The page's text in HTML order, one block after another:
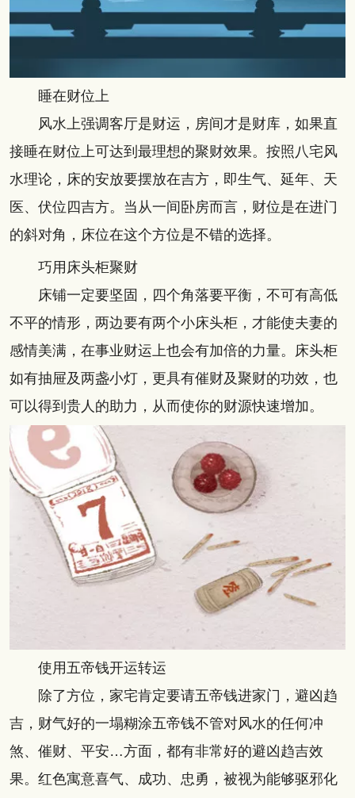
睡在财位上
风水上强调客厅是财运，房间才是财库，如果直
接睡在财位上可达到最理想的聚财效果。按照八宅风
水理论，床的安放要摆放在吉方，即生气、延年、天
医、伏位四吉方。当从一间卧房而言，财位是在进门
的斜对角，床位在这个方位是不错的选择。
巧用床头柜聚财
床铺一定要坚固，四个角落要平衡，不可有高低
不平的情形，两边要有两个小床头柜，才能使夫妻的
感情美满，在事业财运上也会有加倍的力量。床头柜
如有抽屉及两盏小灯，更具有催财及聚财的功效，也
可以得到贵人的助力，从而使你的财源快速增加。
使用五帝钱开运转运
除了方位，家宅肯定要请五帝钱进家门，避凶趋
吉，财气好的一塌糊涂五帝钱不管对风水的任何冲
煞、催财、平安…方面，都有非常好的避凶趋吉效
果。红色寓意喜气、成功、忠勇，被视为能够驱邪化